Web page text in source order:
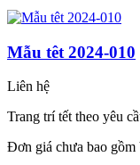
Mẫu têt 2024-010
Liên hệ
Trang trí tết theo yêu
Đơn giá chưa bao